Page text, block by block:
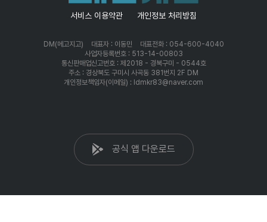
서비스 이용약관 개인정보 처리방침
DM(메고지고) 대표자 : 이동민
대표전화 : 054-600-4040
사업자등록번호 : 513-14-00803
통신판매업신고번호 : 제2018 - 경북구미 - 0544호
주소 : 경상북도 구미시 사곡동 381번지 2F DM
개인정보책임자(이메일) : ldmkr83@naver.com
공식 앱 다운로드